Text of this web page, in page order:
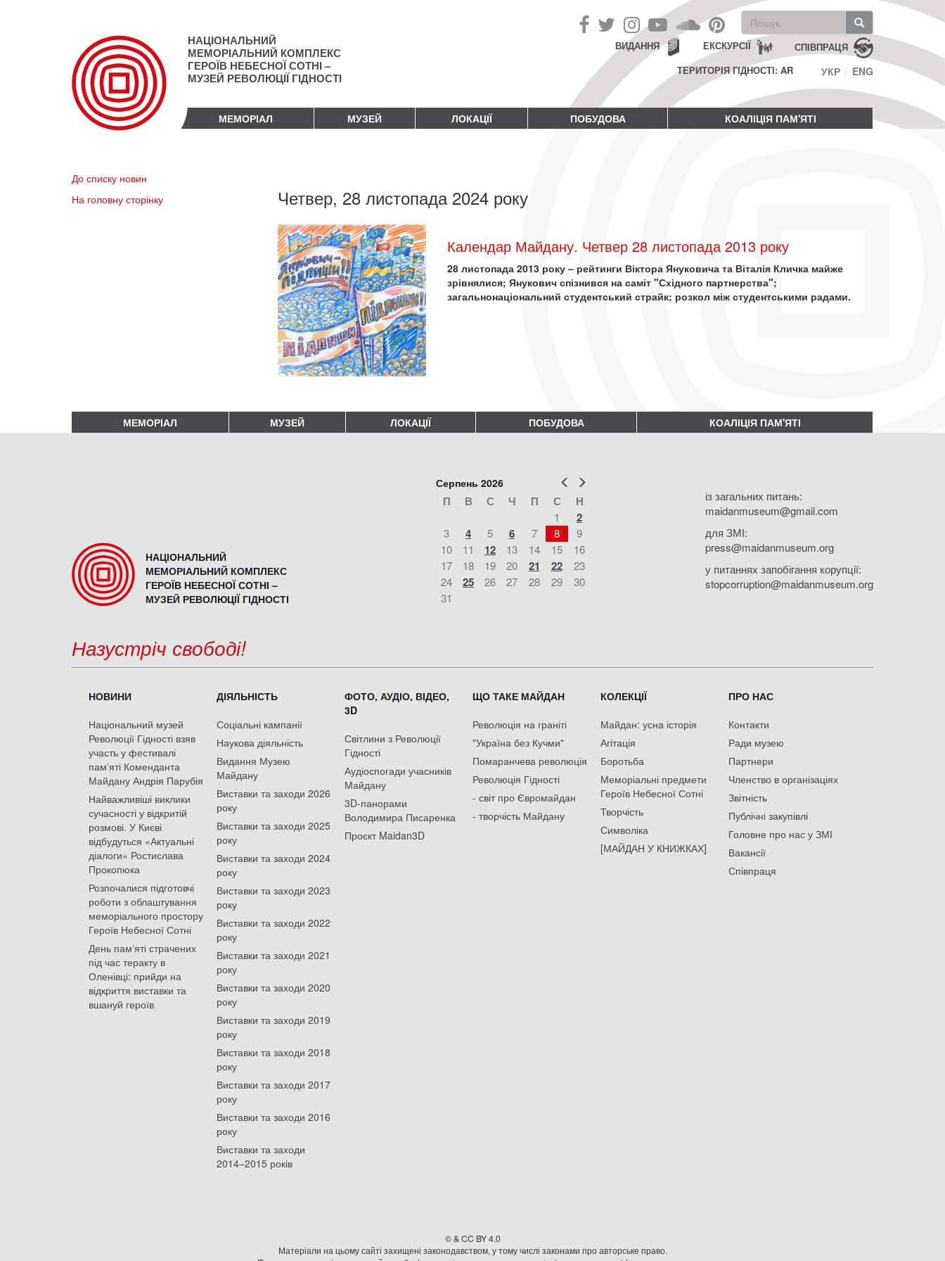
НАЦІОНАЛЬНИЙ
МЕМОРІАЛЬНИЙ КОМПЛЕКС
ГЕРОЇВ НЕБЕСНОЇ СОТНІ –
МУЗЕЙ РЕВОЛЮЦІЇ ГІДНОСТІ
Пошукова
форма
Пошук СПІВПРАЦЯ
ЕКСКУРСІЇ
ВИДАННЯ
ТЕРИТОРІЯ ГІДНОСТІ: AR
УКР ENG
МЕМОРІАЛ МУЗЕЙ ЛОКАЦІЇ ПОБУДОВА КОАЛІЦІЯ ПАМ'ЯТІ
До списку новин
На головну сторінку
Четвер, 28 листопада 2024 року
Календар Майдану. Четвер 28 листопада 2013 року
28 листопада 2013 року – рейтинги Віктора Януковича та Віталія Кличка майже
зрівнялися; Янукович спізнився на саміт "Східного партнерства";
загальнонаціональний студентський страйк; розкол між студентськими радами.
МЕМОРІАЛ МУЗЕЙ ЛОКАЦІЇ ПОБУДОВА КОАЛІЦІЯ ПАМ'ЯТІ
НАЦІОНАЛЬНИЙ
МЕМОРІАЛЬНИЙ КОМПЛЕКС
ГЕРОЇВ НЕБЕСНОЇ СОТНІ –
МУЗЕЙ РЕВОЛЮЦІЇ ГІДНОСТІ
Попер
Серпень 2026
П В С Ч П С Н
1 2
3 4 5 6 7 8
9
10
11 12 13 14 15
16
17
18 19 20 21 22
23
24
25 26 27 28 29
30
31
із загальних питань:
maidanmuseum@gmail.com
для ЗМІ:
press@maidanmuseum.org
у питаннях запобігання корупції:
stopcorruption@maidanmuseum.org
Назустріч свободі!
НОВИНИ
Національний музей
Революції Гідності взяв
участь у фестивалі
пам'яті Коменданта
Майдану Андрія Парубія
Найважливіші виклики
сучасності у відкритій
розмові. У Києві
відбудуться «Актуальні
діалоги» Ростислава
Прокопюка
Розпочалися підготовчі
роботи з облаштування
меморіального простору
Героїв Небесної Сотні
День памʼяті страчених
під час теракту в
Оленівці: прийди на
відкриття виставки та
вшануй героїв
ДІЯЛЬНІСТЬ
Соціальні кампанії
Наукова діяльність
Видання Музею
Майдану
Виставки та заходи 2026
року
Виставки та заходи 2025
року
Виставки та заходи 2024
року
Виставки та заходи 2023
року
Виставки та заходи 2022
року
Виставки та заходи 2021
року
Виставки та заходи 2020
року
Виставки та заходи 2019
року
Виставки та заходи 2018
року
Виставки та заходи 2017
року
Виставки та заходи 2016
року
Виставки та заходи
2014–2015 років
ФОТО, АУДІО, ВІДЕО,
3D
Світлини з Революції
Гідності
Аудіоспогади учасників
Майдану
3D-панорами
Володимира Писаренка
Проєкт Maidan3D
ЩО ТАКЕ МАЙДАН
Революція на граніті
"Україна без Кучми"
Помаранчева революція
Революція Гідності
- світ про Євромайдан
- творчість Майдану
КОЛЕКЦІЇ
Майдан: усна історія
Агітація
Боротьба
Меморіальні предмети
Героїв Небесної Сотні
Творчість
Символіка
[МАЙДАН У КНИЖКАХ]
ПРО НАС
Контакти
Ради музею
Партнери
Членство в організаціях
Звітність
Публічні закупівлі
Головне про нас у ЗМІ
Вакансії
Співпраця
© & CC BY 4.0
Матеріали на цьому сайті захищені законодавством, у тому числі законами про авторське право.